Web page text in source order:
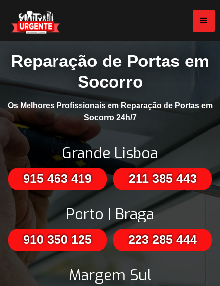
Reparação de Portas em
Socorro
Os Melhores Profissionais em Reparação de Portas em
Socorro 24h/7
Grande Lisboa
915 463 419 211 385 443
Porto | Braga
910 350 125 223 285 444
Margem Sul